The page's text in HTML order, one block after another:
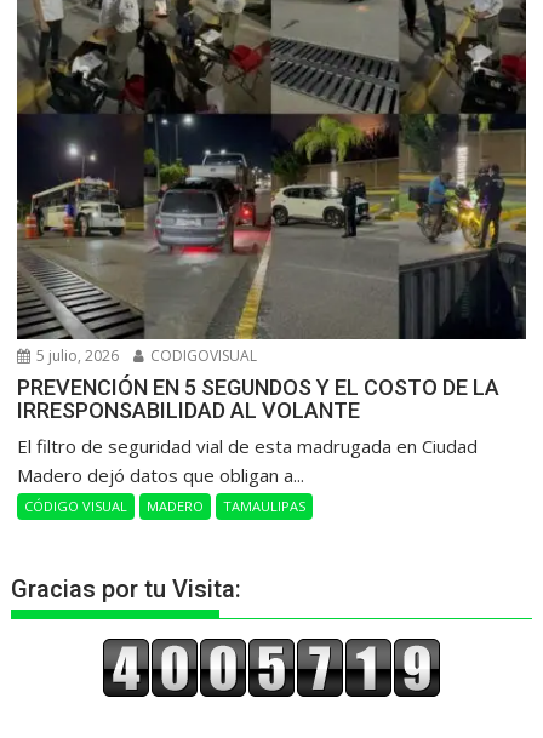
5 julio, 2026 CODIGOVISUAL
PREVENCIÓN EN 5 SEGUNDOS Y EL COSTO DE LA
IRRESPONSABILIDAD AL VOLANTE
​El filtro de seguridad vial de esta madrugada en Ciudad
Madero dejó datos que obligan a...
CÓDIGO VISUAL MADERO TAMAULIPAS
Gracias por tu Visita: